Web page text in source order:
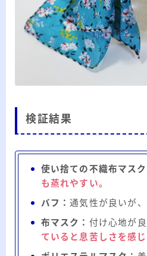
検証結果
使い捨ての不織布マスク
も蒸れやすい。
バフ：通気性が良いが、
布マスク： 付け心地が良
ていると息苦しさを感じ